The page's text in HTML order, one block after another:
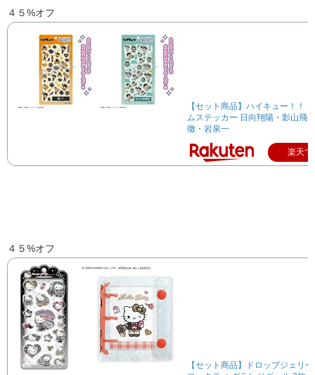
４５%オフ
【セット商品】ハイキュー！！
ムステッカー 日向翔陽・影山飛
徹・岩泉一
楽天で
４５%オフ
【セット商品】ドロップジェリ